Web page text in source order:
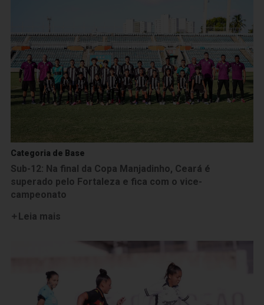
Categoria de Base
Sub-12: Na final da Copa Manjadinho, Ceará é
superado pelo Fortaleza e fica com o vice-
campeonato
Leia mais